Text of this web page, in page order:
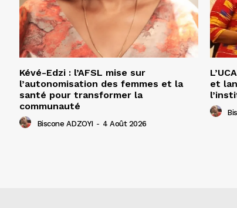
Kévé-Edzi : l’AFSL mise sur
l’autonomisation des femmes et la
santé pour transformer la
communauté
Biscone ADZOYI - 4 Août 2026
et